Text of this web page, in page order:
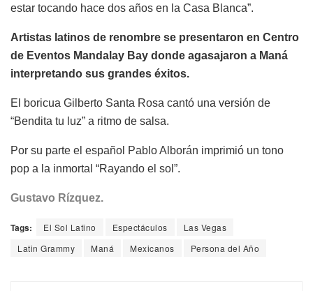
estar tocando hace dos años en la Casa Blanca”.
Artistas latinos de renombre se presentaron en Centro
de Eventos Mandalay Bay donde agasajaron a Maná
interpretando sus grandes éxitos.
El boricua Gilberto Santa Rosa cantó una versión de
“Bendita tu luz” a ritmo de salsa.
Por su parte el español Pablo Alborán imprimió un tono
pop a la inmortal “Rayando el sol”.
Gustavo Rízquez.
Tags: El Sol Latino Espectáculos
Las Vegas
Latin Grammy
Maná Mexicanos Persona del Año